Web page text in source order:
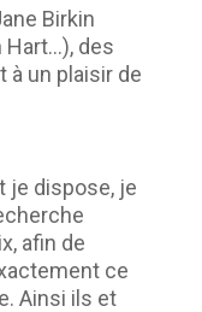
Birkin
Hart…), des
un plaisir de
je dispose, je
afin de
ce
Ainsi ils et